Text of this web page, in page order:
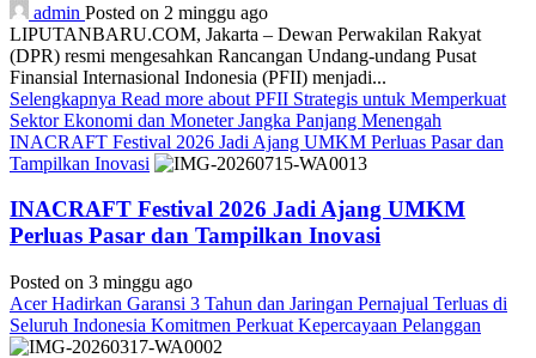
admin Posted on 2 minggu ago
LIPUTANBARU.COM, Jakarta – Dewan Perwakilan Rakyat
(DPR) resmi mengesahkan Rancangan Undang-undang Pusat
Finansial Internasional Indonesia (PFII) menjadi...
Selengkapnya Read more about PFII Strategis untuk Memperkuat
Sektor Ekonomi dan Moneter Jangka Panjang Menengah
INACRAFT Festival 2026 Jadi Ajang UMKM Perluas Pasar dan
Tampilkan Inovasi
INACRAFT Festival 2026 Jadi Ajang UMKM
Perluas Pasar dan Tampilkan Inovasi
Posted on 3 minggu ago
Acer Hadirkan Garansi 3 Tahun dan Jaringan Pernajual Terluas di
Seluruh Indonesia Komitmen Perkuat Kepercayaan Pelanggan